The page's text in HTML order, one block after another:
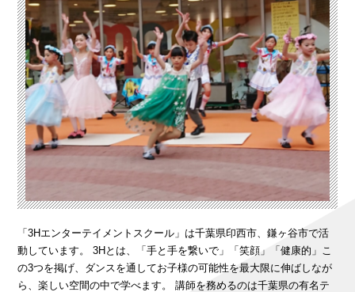
「3Hエンターテイメントスクール」は千葉県印西市、鎌ヶ谷市で活
動しています。 3Hとは、「手と手を繋いで」「笑顔」「健康的」こ
の3つを掲げ、ダンスを通してお子様の可能性を最大限に伸ばしなが
ら、楽しい空間の中で学べます。 講師を務めるのは千葉県の有名テ